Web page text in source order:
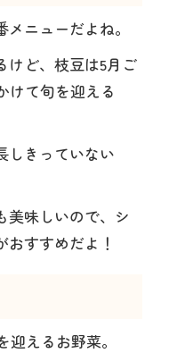
ニューだよね。
けど、枝豆は5月ご
けて旬を迎える
しきっていない
美味しいので、シ
すすめだよ！
えるお野菜。